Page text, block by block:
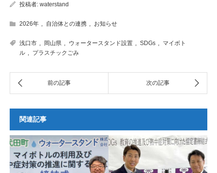
投稿者: waterstand
2026年 自治体との連携 お知らせ
浅口市 岡山県 ウォータースタンド設置 SDGs
マイボト
ル
プラスチックごみ
関連記事